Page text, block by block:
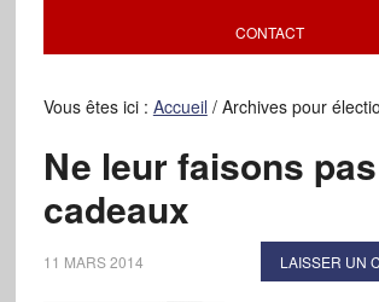
CONTACT
Vous êtes ici : Accueil /Archives pour
Ne leur faisons
cadeaux
11 MARS 2014 LAISSER UN